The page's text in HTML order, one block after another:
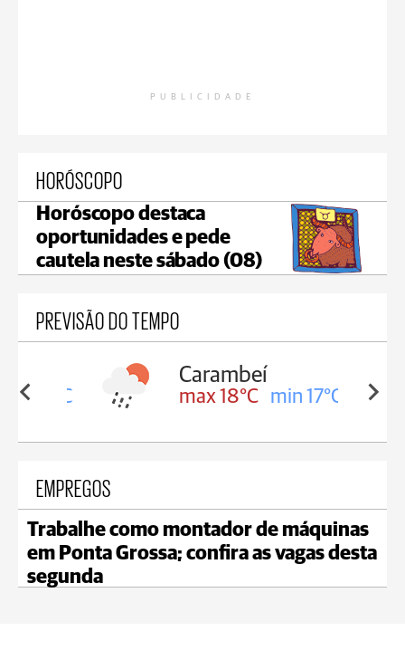
PUBLICIDADE
HORÓSCOPO
Horóscopo destaca
oportunidades e pede
cautela neste sábado (08)
PREVISÃO DO TEMPO
18°C
Carambeí
max 18°C min 17°C
EMPREGOS
Trabalhe como montador de máquinas
em Ponta Grossa; confira as vagas desta
segunda